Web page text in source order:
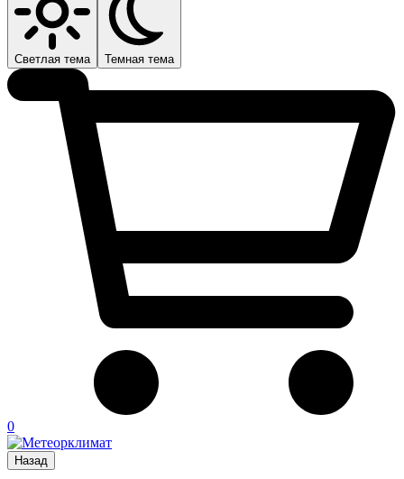
Светлая тема Темная тема
0
Назад